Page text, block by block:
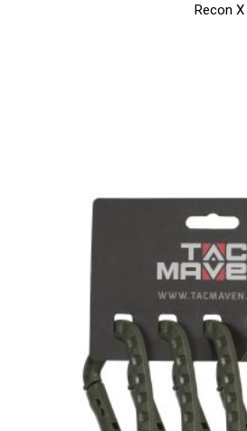
לבחור
את
האפשרויות
בעמוד
המוצר